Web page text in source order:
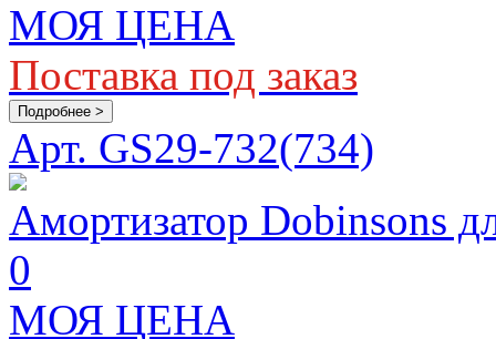
МОЯ ЦЕНА
Поставка под заказ
Подробнее >
Арт. GS29-732(734)
Амортизатор Dobinsons
0
МОЯ ЦЕНА